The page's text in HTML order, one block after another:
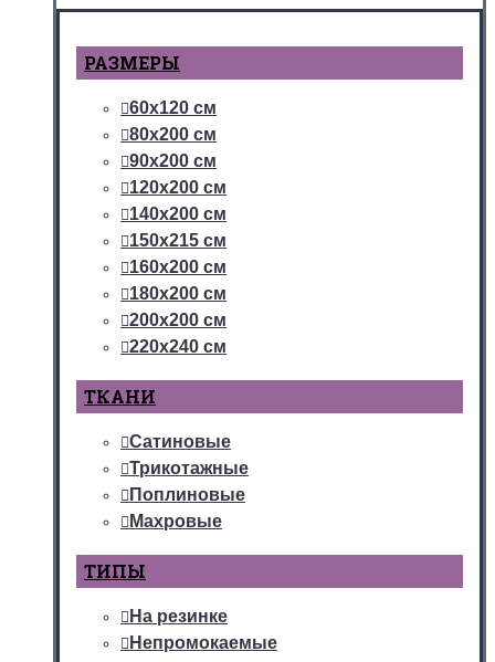
РАЗМЕРЫ
60х120 см
80х200 см
90х200 см
120х200 см
140х200 см
150х215 см
160х200 см
180х200 см
200х200 см
220х240 см
ТКАНИ
Сатиновые
Трикотажные
Поплиновые
Махровые
ТИПЫ
На резинке
Непромокаемые